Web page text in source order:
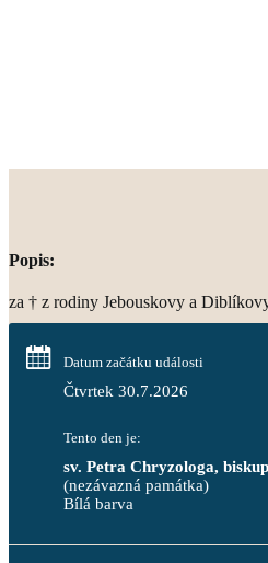
Popis:
za † z rodiny Jebouskovy a
Datum začátku události
Čtvrtek 30.7.2026
Tento den je:
sv. Petra Chryzologa,
(nezávazná památka)
Bílá